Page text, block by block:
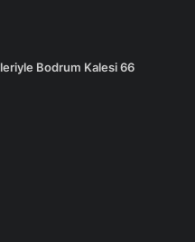
Bodrum Kalesi 66